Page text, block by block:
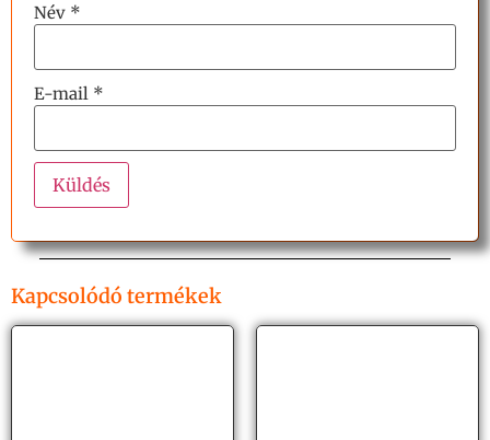
Név *
E-mail *
Kapcsolódó termékek